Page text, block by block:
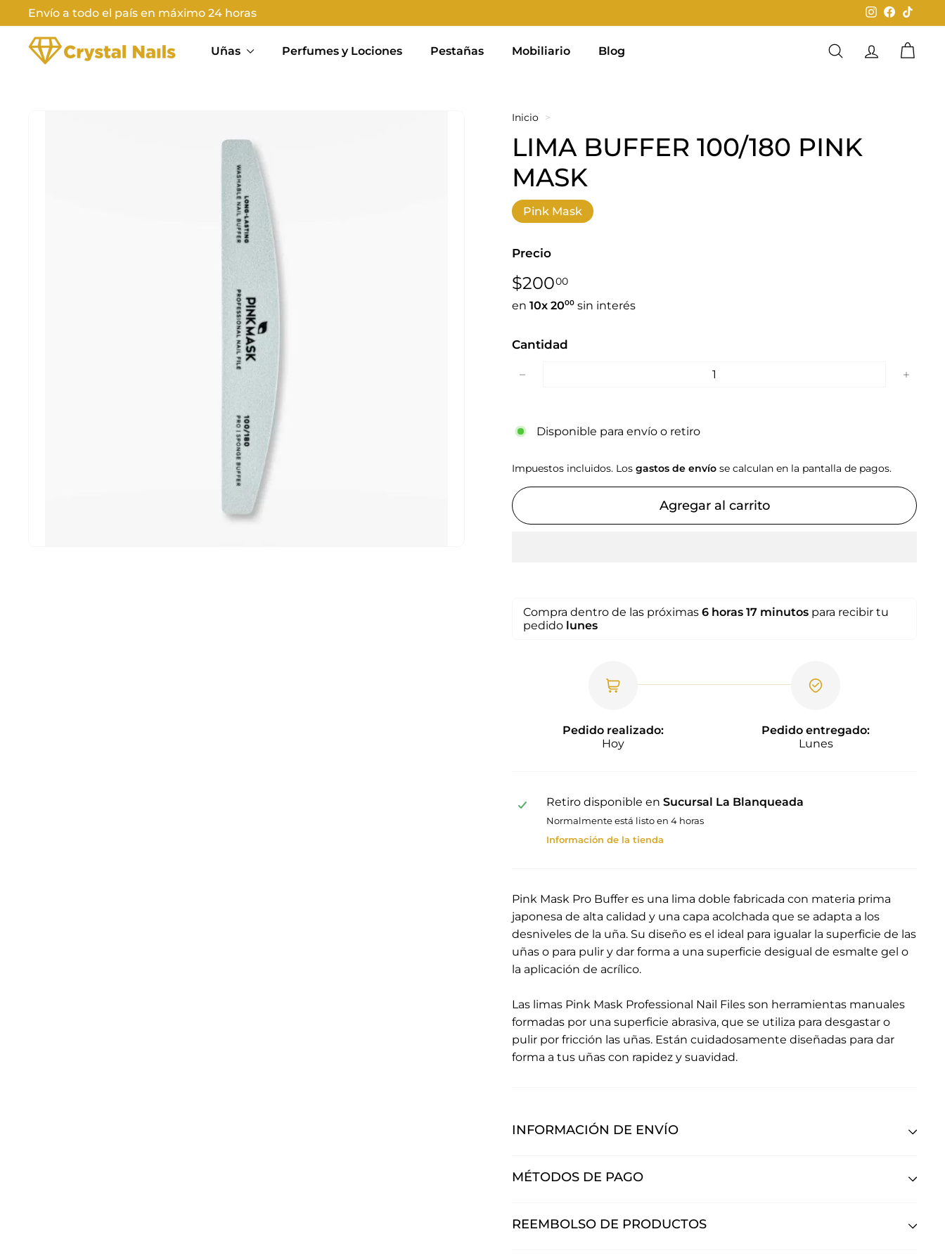
directamente
contenido
Diapositivas
pausa
Envío a todo el país en máximo 24 horas Instagram
Facebook
C
R
Uñas Perfumes y Lociones Pestañas Mobiliario Blog
Buscar CuentaCarrito
Inicio >
LIMA BUFFER 100/180 PINK
MASK
Pink Mask
Precio
Precio
habitual
$20000$200,00
en 10x 2000 sin interés
Cantidad
Disponible para envío o retiro
Impuestos incluidos. Los gastos de envío se calculan en la pantalla de pagos.
Agregar al carrito
Compra dentro de las próximas 6 horas 17 minutos para recibir tu
pedido lunes
Pedido realizado:
Hoy
Pedido entregado:
Lunes
Retiro disponible en Sucursal La Blanqueada
Normalmente está listo en 4 horas
Información de la tienda
Pink Mask Pro Buffer es una lima doble fabricada con materia prima
japonesa de alta calidad y una capa acolchada que se adapta a los
desniveles de la uña. Su diseño es el ideal para igualar la superficie de las
uñas o para pulir y dar forma a una superficie desigual de esmalte gel o
la aplicación de acrílico.
Las limas Pink Mask Professional Nail Files son herramientas manuales
formadas por una superficie abrasiva, que se utiliza para desgastar o
pulir por fricción las uñas. Están cuidadosamente diseñadas para dar
forma a tus uñas con rapidez y suavidad.
INFORMACIÓN DE ENVÍO
MÉTODOS DE PAGO
REEMBOLSO DE PRODUCTOS